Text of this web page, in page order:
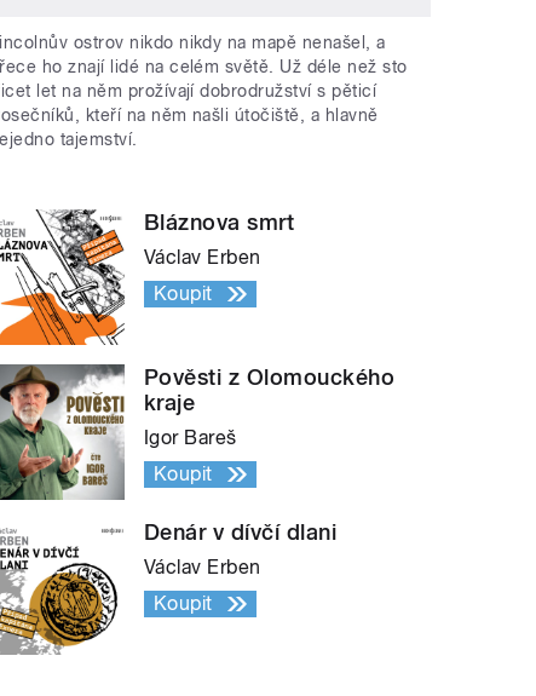
ostrov nikdo nikdy na mapě nenašel, a
ho znají lidé na celém světě. Už déle než sto
let na něm prožívají dobrodružství s pěticí
kteří na něm našli útočiště, a hlavně
tajemství.
Bláznova smrt
Václav Erben
Koupit
Pověsti z Olomouckého
kraje
Igor Bareš
Koupit
Denár v dívčí dlani
Václav Erben
Koupit